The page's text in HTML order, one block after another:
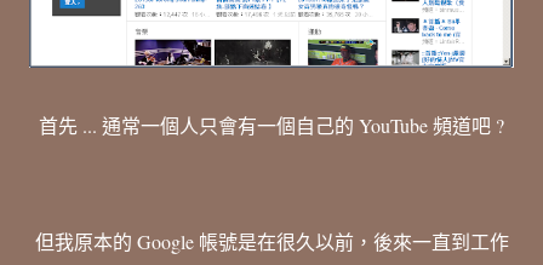
首先 ... 通常一個人只會有一個自己的 YouTube 頻道吧 ?
但我原本的 Google 帳號是在很久以前，後來一直到工作